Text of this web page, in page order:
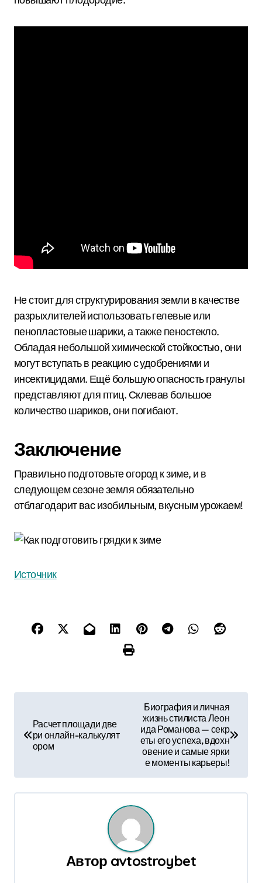
Не стоит для структурирования земли в качестве
разрыхлителей использовать гелевые или
пенопластовые шарики, а также пеностекло.
Обладая небольшой химической стойкостью, они
могут вступать в реакцию с удобрениями и
инсектицидами. Ещё большую опасность гранулы
представляют для птиц. Склевав большое
количество шариков, они погибают.
Заключение
Правильно подготовьте огород к зиме, и в
следующем сезоне земля обязательно
отблагодарит вас изобильным, вкусным урожаем!
Источник
и
г
Расчет площади две
ри онлайн-калькулят
ором
Биография и личная
жизнь стилиста Леон
ида Романова — секр
еты его успеха, вдохн
овение и самые ярки
е моменты карьеры!
Автор avtostroybet